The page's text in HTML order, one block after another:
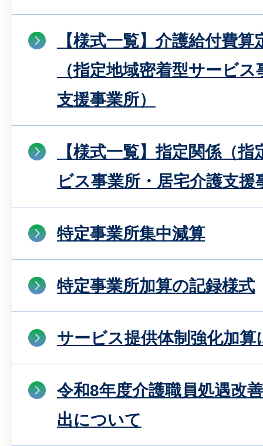
【様式一覧】介護給付費
（指定地域密着型サービ
支援事業所）
【様式一覧】指定関係（
ビス事業所・居宅介護支援
特定事業所集中減算
特定事業所加算の記録様式
サービス提供体制強化加算
令和8年度介護職員処遇改
出について